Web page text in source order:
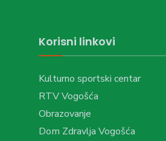
Korisni linkovi
Kulturno sportski centar
RTV Vogošća
Obrazovanje
Dom Zdravlja Vogošća